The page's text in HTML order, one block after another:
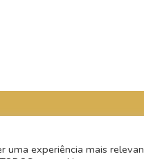
uma experiência mais